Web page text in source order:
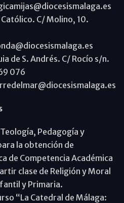
C/ Molino, 10.
de S. Andrés. C/ Rocío s/n.
076
Pedagogía y
la obtención de
de Competencia Académica
clase de Religión y Moral
y Primaria.
“La Catedral de Málaga: